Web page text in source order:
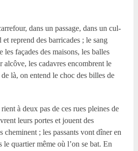
dans un passage, dans un cul-
reprend des barricades ; le sang
façades des maisons, les balles
alcôve, les cadavres encombrent le
là, on entend le choc des billes de
à deux pas de ces rues pleines de
leurs portes et jouent des
cheminent ; les passants vont dîner en
quartier même où l’on se bat. En